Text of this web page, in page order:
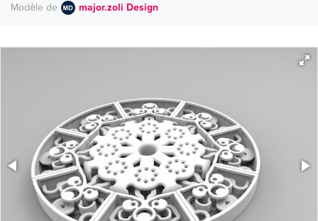
Modèle de major.zoli Design